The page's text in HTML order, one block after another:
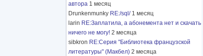
автора 1 месяц
Drunkenmunky RE:/sql/ 1 месяц
larin RE:Заплатила, а абонемента нет и скачать
ничего не могу! 2 месяца
sibkron RE:Серия "Библиотека французской
литературы" (Макбел) 2 месяца